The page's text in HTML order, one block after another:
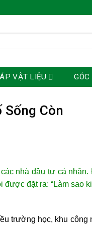
VẬT LIỆU
Sống Còn
nhà đầu tư cá
đặt ra: “Làm sao
trường học, khu